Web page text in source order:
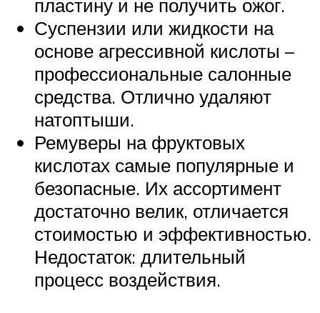
пластину и не получить ожог.
Суспензии или жидкости на
основе агрессивной кислоты –
профессиональные салонные
средства. Отлично удаляют
натоптыши.
Ремуверы на фруктовых
кислотах самые популярные и
безопасные. Их ассортимент
достаточно велик, отличается
стоимостью и эффективностью.
Недостаток: длительный
процесс воздействия.